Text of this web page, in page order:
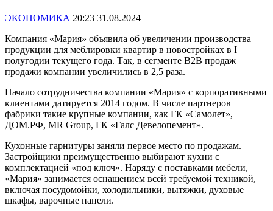
ЭКОНОМИКА 20:23 31.08.2024
Компания «Мария» объявила об увеличении производства
продукции для меблировки квартир в новостройках в I
полугодии текущего года. Так, в сегменте В2В продаж
продажи компании увеличились в 2,5 раза.
Начало сотрудничества компании «Мария» с корпоративными
клиентами датируется 2014 годом. В числе партнеров
фабрики такие крупные компании, как ГК «Самолет»,
ДОМ.РФ, MR Group, ГК «Галс Девелопемент».
Кухонные гарнитуры заняли первое место по продажам.
Застройщики преимущественно выбирают кухни с
комплектацией «под ключ». Наряду с поставками мебели,
«Мария» занимается оснащением всей требуемой техникой,
включая посудомойки, холодильники, вытяжки, духовые
шкафы, варочные панели.